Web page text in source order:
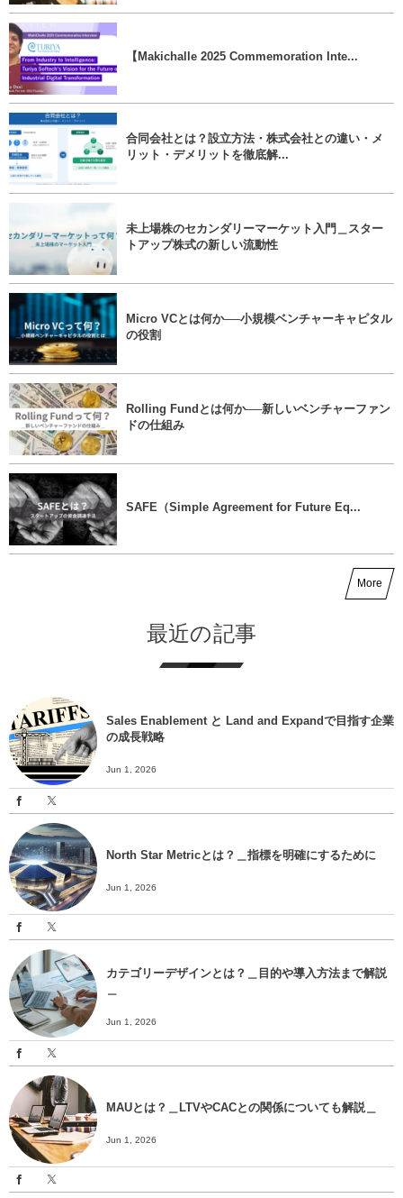
【Makichalle 2025 Commemoration Inte...
合同会社とは？設立方法・株式会社との違い・メ
リット・デメリットを徹底解...
未上場株のセカンダリーマーケット入門＿スター
トアップ株式の新しい流動性
Micro VCとは何か──小規模ベンチャーキャピタル
の役割
Rolling Fundとは何か──新しいベンチャーファン
ドの仕組み
SAFE（Simple Agreement for Future Eq...
More
最近の記事
Sales Enablement と Land and Expandで目指す企業
の成長戦略
Jun 1, 2026
North Star Metricとは？＿指標を明確にするために
Jun 1, 2026
カテゴリーデザインとは？＿目的や導入方法まで解説
Jun 1, 2026
MAUとは？＿LTVやCACとの関係についても解説＿
Jun 1, 2026